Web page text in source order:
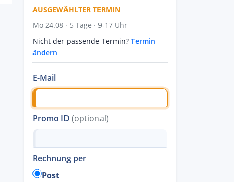
AUSGEWÄHLTER TERMIN
Mo 24.08 · 5 Tage · 9-17 Uhr
Nicht der passende Termin? Termin
ändern
E-Mail
Promo ID (optional)
Rechnung per
Post